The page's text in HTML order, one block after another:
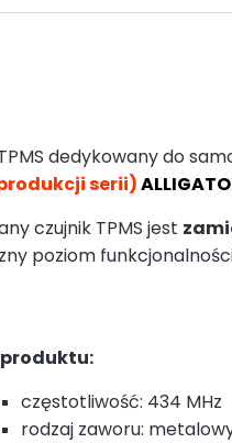
dedykowany do
serii)
czujnik TPMS jest
poziom
częstotliwość: 434 MHz
rodzaj zaworu: